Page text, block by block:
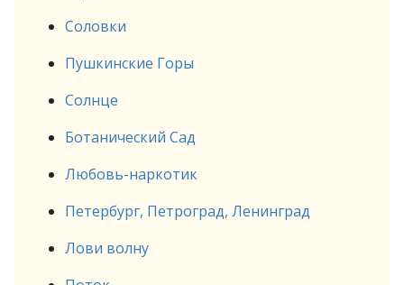
Соловки
Пушкинские Горы
Солнце
Ботанический Сад
Любовь-наркотик
Петербург, Петроград, Ленинград
Лови волну